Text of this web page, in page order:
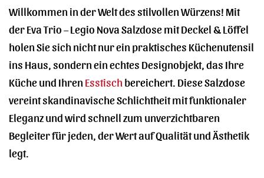
Willkommen in der Welt des stilvollen Würzens! Mit
der Eva Trio – Legio Nova Salzdose mit Deckel & Löffel
holen Sie sich nicht nur ein praktisches Küchenutensil
ins Haus, sondern ein echtes Designobjekt, das Ihre
Küche und Ihren Esstisch bereichert. Diese Salzdose
vereint skandinavische Schlichtheit mit funktionaler
Eleganz und wird schnell zum unverzichtbaren
Begleiter für jeden, der Wert auf Qualität und Ästhetik
legt.